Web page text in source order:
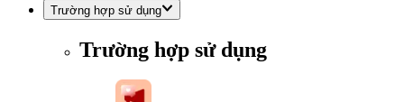
Trường hợp sử dụng
Trường hợp sử dụng